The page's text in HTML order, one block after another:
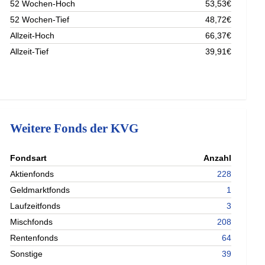
52 Wochen-Hoch
53,53€
52 Wochen-Tief
48,72€
Allzeit-Hoch
66,37€
Allzeit-Tief
39,91€
Weitere Fonds der KVG
Fondsart
Anzahl
Aktienfonds
228
Geldmarktfonds
1
Laufzeitfonds
3
Mischfonds
208
Rentenfonds
64
Sonstige
39